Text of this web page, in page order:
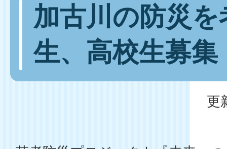
加古川の防災
生、高校生募集
更